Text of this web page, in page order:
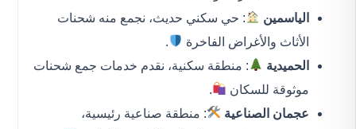
الياسمين
: حي سكني حديث، نجمع منه شحنات
الأثاث والأغراض الفاخرة
.
الحميدية
: منطقة سكنية، نقدم خدمات جمع شحنات
موثوقة للسكان
.
عجمان الصناعية
: منطقة صناعية رئيسية،